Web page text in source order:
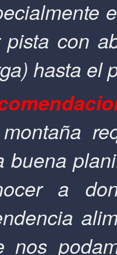
pista con
hasta
buena
a
nos